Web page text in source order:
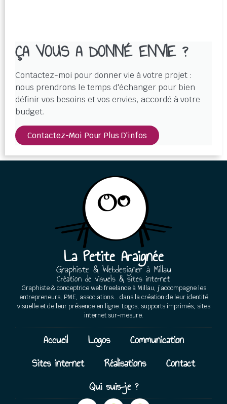
ÇA VOUS A DONNÉ ENVIE ?
Contactez-moi pour donner vie à votre projet :
nous prendrons le temps d'échanger pour bien
définir vos besoins et vos envies, accordé à votre
budget.
Contactez-Moi Pour Plus D'infos
La Petite Araignée
Graphiste & Webdesigner à Millau
Création de visuels & sites internet
Graphiste & conceptrice web freelance à Millau, j’accompagne les
entrepreneurs, PME, associations… dans la création de leur identité
visuelle et de leur présence en ligne. Logos, supports imprimés, sites
internet sur-mesure.
Accueil Logos
Communication
Sites internet
Réalisations
Contact
Qui suis-je ?